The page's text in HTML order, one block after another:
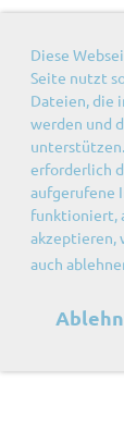
Diese
Seite nutzt
Dateien, die
werden und
erforderlich
aufgerufene
funktioniert,
akzeptieren,
auch